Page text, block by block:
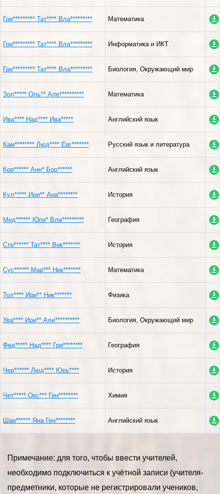
Гри********* Тат**** Вла********* Математика
Гри********* Тат**** Вла********* Информатика и ИКТ
Гри********* Тат**** Вла********* Биология, Окружающий мир
Зол***** Оль** Але********** Математика
Ива**** Над**** Ива***** Английский язык
Кам******** Люд**** Евг******* Русский язык и литература
Кор****** Анн* Бор****** Английский язык
Кул***** Ири** Ана******** История
Мед****** Юли* Вла********* География
Сте****** Тат**** Вик******* История
Сус****** Мар*** Ник******* Математика
Тол**** Ири** Ник******* Физика
Ува**** Ири** Але********** Биология, Окружающий мир
Фед***** Над**** Гри******** География
Чер****** Люд**** Юрь**** История
Чет***** Окс*** Ген******** Химия
Шар****** Яна Ген******** Английский язык
Примечание: для того, чтобы ввести учителей,
необходимо подключиться к учётной записи (учителя-
предметники, которые не регистрировали учеников,